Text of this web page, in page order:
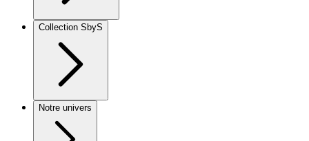
Collection SbyS
Notre univers